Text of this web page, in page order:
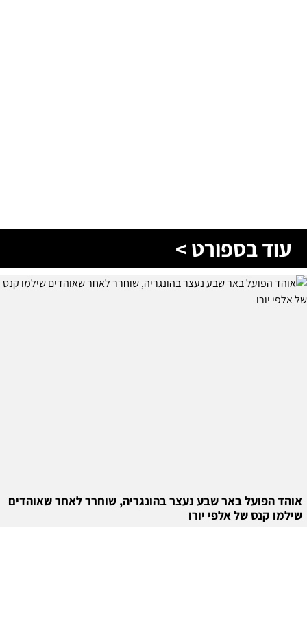
עוד בספורט >
אוהד הפועל באר שבע נעצר בהונגריה, שוחרר לאחר שאוהדים
שילמו קנס של אלפי יורו